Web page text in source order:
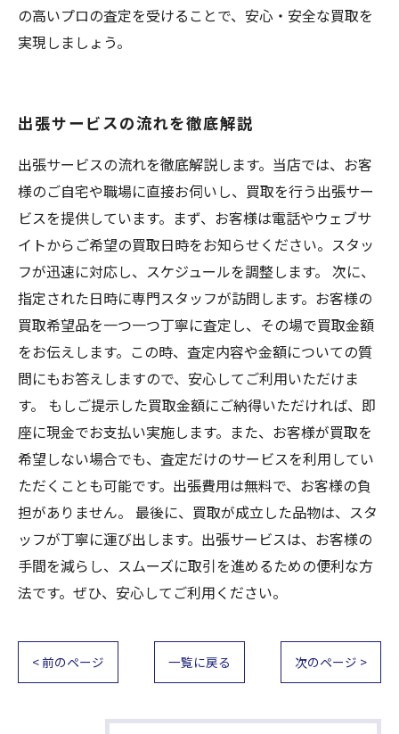
の高いプロの査定を受けることで、安心・安全な買取を
実現しましょう。
出張サービスの流れを徹底解説
出張サービスの流れを徹底解説します。当店では、お客
様のご自宅や職場に直接お伺いし、買取を行う出張サー
ビスを提供しています。まず、お客様は電話やウェブサ
イトからご希望の買取日時をお知らせください。スタッ
フが迅速に対応し、スケジュールを調整します。 次に、
指定された日時に専門スタッフが訪問します。お客様の
買取希望品を一つ一つ丁寧に査定し、その場で買取金額
をお伝えします。この時、査定内容や金額についての質
問にもお答えしますので、安心してご利用いただけま
す。 もしご提示した買取金額にご納得いただければ、即
座に現金でお支払い実施します。また、お客様が買取を
希望しない場合でも、査定だけのサービスを利用してい
ただくことも可能です。出張費用は無料で、お客様の負
担がありません。 最後に、買取が成立した品物は、スタ
ッフが丁寧に運び出します。出張サービスは、お客様の
手間を減らし、スムーズに取引を進めるための便利な方
法です。ぜひ、安心してご利用ください。
< 前のページ 一覧に戻る 次のページ >